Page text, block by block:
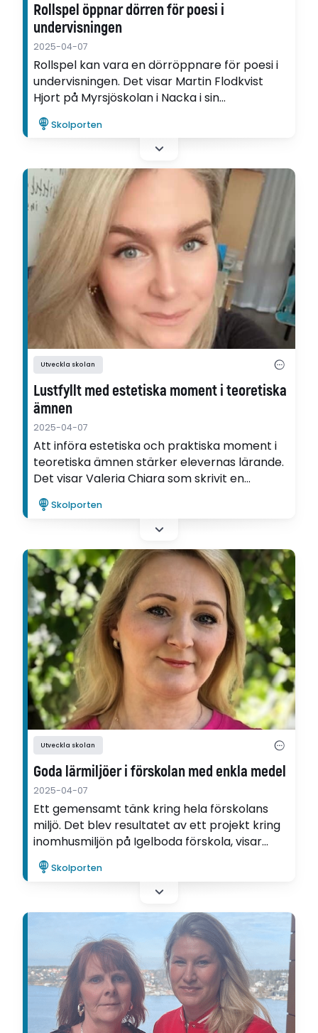
Rollspel öppnar dörren för poesi i
undervisningen
2025-04-07
Rollspel kan vara en dörröppnare för poesi i
undervisningen. Det visar Martin Flodkvist
Hjort på Myrsjöskolan i Nacka i sin
utvecklingsartikel.
Skolporten
Utveckla skolan
Lustfyllt med estetiska moment i teoretiska
ämnen
2025-04-07
Att införa estetiska och praktiska moment i
teoretiska ämnen stärker elevernas lärande.
Det visar Valeria Chiara som skrivit en
utvecklingsartikel.
Skolporten
Utveckla skolan
Goda lärmiljöer i förskolan med enkla medel
2025-04-07
Ett gemensamt tänk kring hela förskolans
miljö. Det blev resultatet av ett projekt kring
inomhusmiljön på Igelboda förskola, visar
Asta Prichodskaite-Pukéné i sin
utvecklingsartikel.
Skolporten